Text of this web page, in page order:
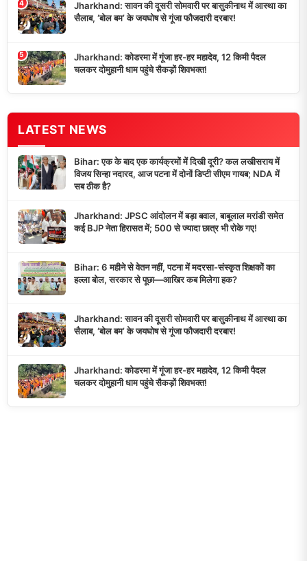
4
Jharkhand: सावन की दूसरी सोमवारी पर बासुकीनाथ में आस्था का
सैलाब, ‘बोल बम’ के जयघोष से गूंजा फौजदारी दरबार!
5
Jharkhand: कोडरमा में गूंजा हर-हर महादेव, 12 किमी पैदल
चलकर दोमुहानी धाम पहुंचे सैकड़ों शिवभक्त!
LATEST NEWS
Bihar: एक के बाद एक कार्यक्रमों में दिखी दूरी? कल लखीसराय में
विजय सिन्हा नदारद, आज पटना में दोनों डिप्टी सीएम गायब; NDA में
सब ठीक है?
Jharkhand: JPSC आंदोलन में बड़ा बवाल, बाबूलाल मरांडी समेत
कई BJP नेता हिरासत में; 500 से ज्यादा छात्र भी रोके गए!
Bihar: 6 महीने से वेतन नहीं, पटना में मदरसा-संस्कृत शिक्षकों का
हल्ला बोल, सरकार से पूछा—आखिर कब मिलेगा हक?
Jharkhand: सावन की दूसरी सोमवारी पर बासुकीनाथ में आस्था का
सैलाब, ‘बोल बम’ के जयघोष से गूंजा फौजदारी दरबार!
Jharkhand: कोडरमा में गूंजा हर-हर महादेव, 12 किमी पैदल
चलकर दोमुहानी धाम पहुंचे सैकड़ों शिवभक्त!